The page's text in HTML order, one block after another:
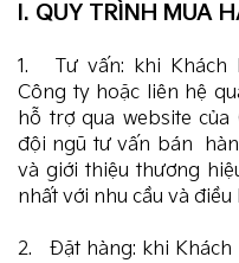
I. QUY TRÌNH MUA
1. Tư vấn: khi Khách
Công ty hoặc liên hệ
hỗ trợ qua website
đội ngũ tư vấn bán
và giới thiệu thương
nhất với nhu cầu và
2. Đặt hàng: khi Khách